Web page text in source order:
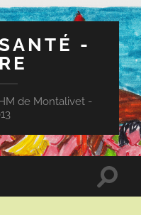
-
de Montalivet -
Toggle